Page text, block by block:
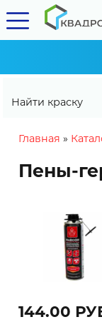
Найти краску
You are
Главная »
Пены-
144.00